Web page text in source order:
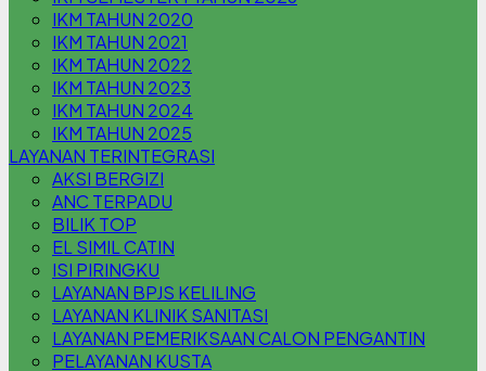
IKM TAHUN 2020
IKM TAHUN 2021
IKM TAHUN 2022
IKM TAHUN 2023
IKM TAHUN 2024
IKM TAHUN 2025
LAYANAN TERINTEGRASI
AKSI BERGIZI
ANC TERPADU
BILIK TOP
EL SIMIL CATIN
ISI PIRINGKU
LAYANAN BPJS KELILING
LAYANAN KLINIK SANITASI
LAYANAN PEMERIKSAAN CALON PENGANTIN
PELAYANAN KUSTA